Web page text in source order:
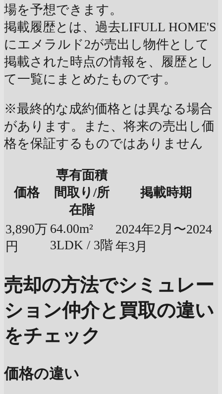
場を予想できます。
掲載履歴とは、過去LIFULL HOME'S
にエメラルド2が売出し物件として
掲載された時点の情報を、履歴とし
て一覧にまとめたものです。
※最終的な成約価格とは異なる場合
があります。また、将来の売出し価
格を保証するものではありません
価格
専有面積
間取り/所
在階
掲載時期
3,890万
円
64.00m²
3LDK / 3階
2024年2月〜2024
年3月
売却の方法でシミュレー
ション仲介と買取の違い
をチェック
価格の違い